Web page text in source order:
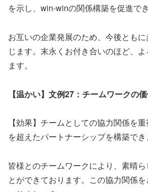
を示し、win-winの関係構築を促進で
お互いの企業発展のため、今後とも
じます。末永くお付き合いのほど、
ます。
【温かい】文例27：チームワークの
【効果】チームとしての協力関係を
を超えたパートナーシップを構築でき
皆様とのチームワークにより、素晴
とができております。この協力関係